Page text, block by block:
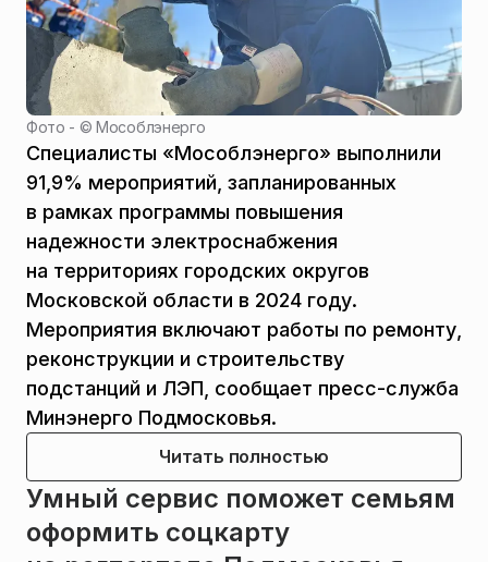
Фото - ©Мособлэнерго
Специалисты «Мособлэнерго» выполнили
91,9% мероприятий, запланированных
в рамках программы повышения
надежности электроснабжения
на территориях городских округов
Московской области в 2024 году.
Мероприятия включают работы по ремонту,
реконструкции и строительству
подстанций и ЛЭП, сообщает пресс-служба
Минэнерго Подмосковья.
Читать полностью
Умный сервис поможет семьям
оформить соцкарту